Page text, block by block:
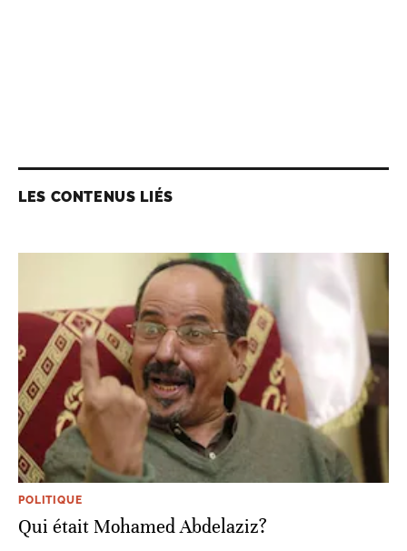
LES CONTENUS LIÉS
POLITIQUE
Qui était Mohamed Abdelaziz?